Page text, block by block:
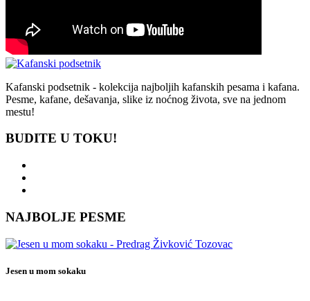
Kafanski podsetnik - kolekcija najboljih kafanskih pesama i kafana.
Pesme, kafane, dešavanja, slike iz noćnog života, sve na jednom
mestu!
BUDITE U TOKU!
NAJBOLJE PESME
Jesen u mom sokaku